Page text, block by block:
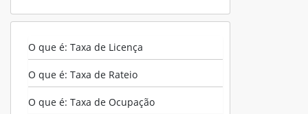
O que é: Taxa de Licença
O que é: Taxa de Rateio
O que é: Taxa de Ocupação